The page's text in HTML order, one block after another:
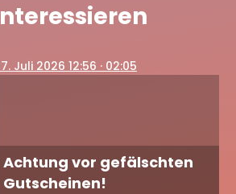
. Juli 2026 12:56 · 02:05
Achtung vor gefälschten
Gutscheinen!